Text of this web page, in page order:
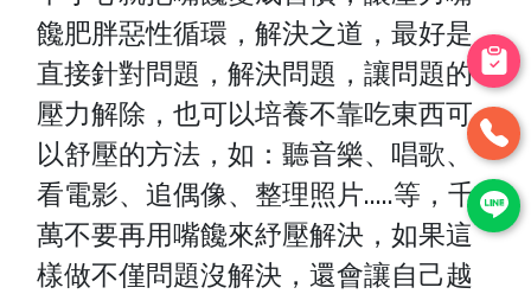
饞肥胖惡性循環，解決之道，最好是
直接針對問題，解決問題，讓問題的
壓力解除，也可以培養不靠吃東西可
以舒壓的方法，如：聽音樂、唱歌、
看電影、追偶像、整理照片.....等，千
萬不要再用嘴饞來紓壓解決，如果這
樣做不僅問題沒解決，還會讓自己越